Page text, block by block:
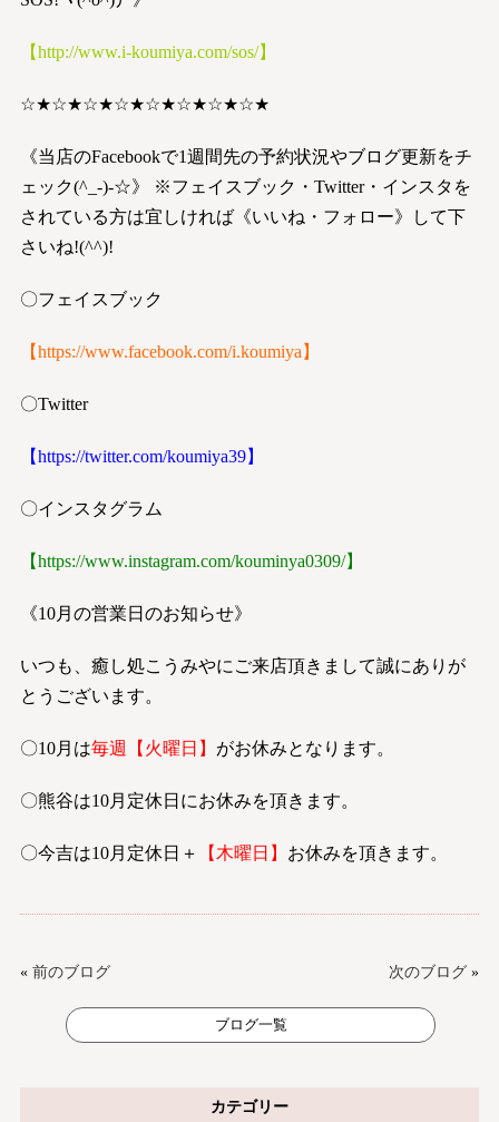
【http://www.i-koumiya.com/sos/】
☆★☆★☆★☆★☆★☆★☆★☆★
《当店のFacebookで1週間先の予約状況やブログ更新をチ
ェック(^_-)-☆》 ※フェイスブック・Twitter・インスタを
されている方は宜しければ《いいね・フォロー》して下
さいね!(^^)!
〇フェイスブック
【https://www.facebook.com/i.koumiya 】
〇Twitter
【https://twitter.com/koumiya39】
〇インスタグラム
【https://www.instagram.com/kouminya0309/】
《10月の営業日のお知らせ》
いつも、癒し処こうみやにご来店頂きまして誠にありが
とうございます。
〇10月は毎週【火曜日】 がお休みとなります。
〇熊谷は10月定休日にお休みを頂きます。
〇今吉は10月定休日＋ 【木曜日】 お休みを頂きます。
« 前のブログ 次のブログ »
ブログ一覧
カテゴリー